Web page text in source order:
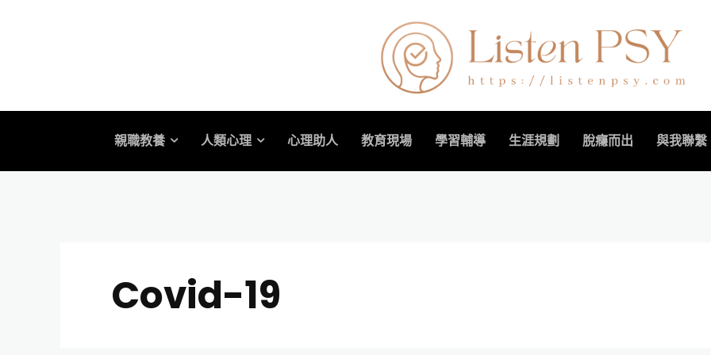
親職教養 人類心理 心理助人 教育現場 學習輔導 生涯規劃 脫癮而出 與我聯繫
Covid-19